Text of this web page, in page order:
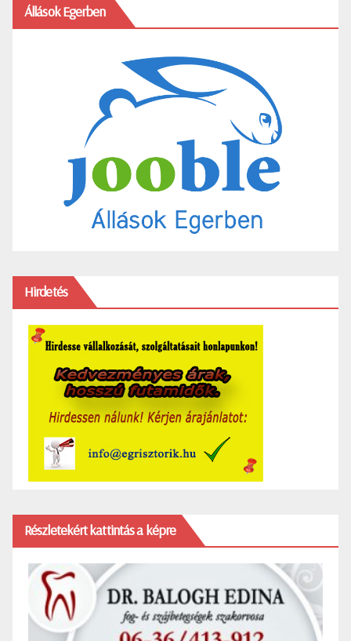
Állások Egerben
Hirdetés
Részletekért kattintás a képre